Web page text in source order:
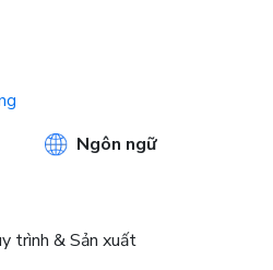
Ngôn ngữ
trình & Sản xuất